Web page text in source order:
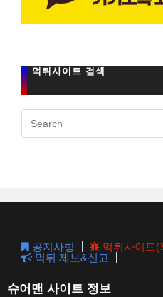
먹튀사이트 검색
공지사항 먹튀사이트(
먹튀 제보&신고
슈어맨 사이트 정보